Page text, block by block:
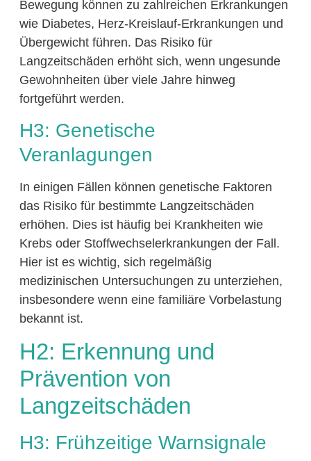
Bewegung können zu zahlreichen Erkrankungen
wie Diabetes, Herz-Kreislauf-Erkrankungen und
Übergewicht führen. Das Risiko für
Langzeitschäden erhöht sich, wenn ungesunde
Gewohnheiten über viele Jahre hinweg
fortgeführt werden.
H3: Genetische
Veranlagungen
In einigen Fällen können genetische Faktoren
das Risiko für bestimmte Langzeitschäden
erhöhen. Dies ist häufig bei Krankheiten wie
Krebs oder Stoffwechselerkrankungen der Fall.
Hier ist es wichtig, sich regelmäßig
medizinischen Untersuchungen zu unterziehen,
insbesondere wenn eine familiäre Vorbelastung
bekannt ist.
H2: Erkennung und
Prävention von
Langzeitschäden
H3: Frühzeitige Warnsignale